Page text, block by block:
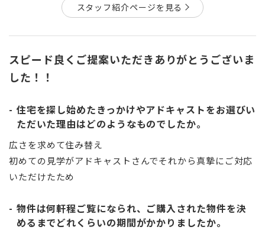
スタッフ紹介ページを見る
スピード良くご提案いただきありがとうございま
した！！
住宅を探し始めたきっかけやアドキャストをお選びい
ただいた理由はどのようなものでしたか。
広さを求めて住み替え
初めての見学がアドキャストさんでそれから真摯にご対応
いただけたため
物件は何軒程ご覧になられ、ご購入された物件を決
めるまでどれくらいの期間がかかりましたか。